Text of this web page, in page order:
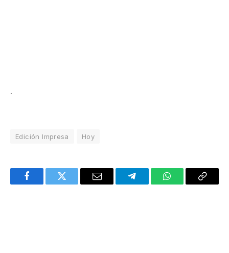
.
Edición Impresa Hoy
FacebookTwitter Email TelegramWhatsAppCopy